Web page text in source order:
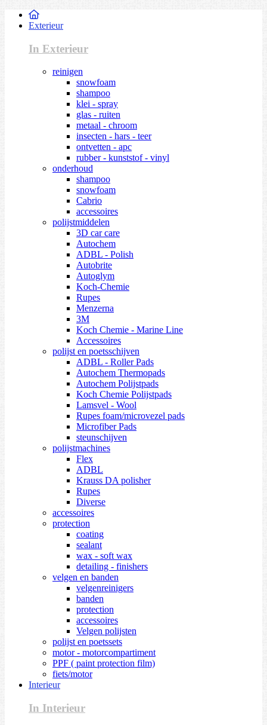
Exterieur
In Exterieur
reinigen
snowfoam
shampoo
klei - spray
glas - ruiten
metaal - chroom
insecten - hars - teer
ontvetten - apc
rubber - kunststof - vinyl
onderhoud
shampoo
snowfoam
Cabrio
accessoires
polijstmiddelen
3D car care
Autochem
ADBL - Polish
Autobrite
Autoglym
Koch-Chemie
Rupes
Menzerna
3M
Koch Chemie - Marine Line
Accessoires
polijst en poetsschijven
ADBL - Roller Pads
Autochem Thermopads
Autochem Polijstpads
Koch Chemie Polijstpads
Lamsvel - Wool
Rupes foam/microvezel pads
Microfiber Pads
steunschijven
polijstmachines
Flex
ADBL
Krauss DA polisher
Rupes
Diverse
accessoires
protection
coating
sealant
wax - soft wax
detailing - finishers
velgen en banden
velgenreinigers
banden
protection
accessoires
Velgen polijsten
polijst en poetssets
motor - motorcompartiment
PPF ( paint protection film)
fiets/motor
Interieur
In Interieur